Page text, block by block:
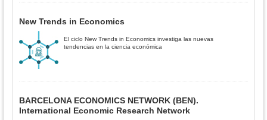
New Trends in Economics
El ciclo New Trends in Economics investiga las nuevas
tendencias en la ciencia económica
BARCELONA ECONOMICS NETWORK (BEN).
International Economic Research Network